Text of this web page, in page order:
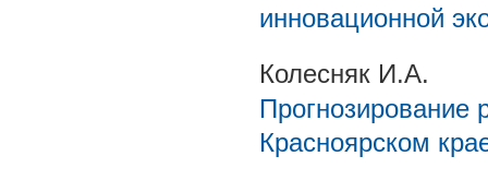
инновационной
Колесняк И.А.
Прогнозирование
Красноярском